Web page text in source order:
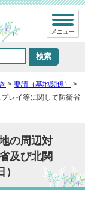
メニュー
> 要請（基地関係）
>
レイ等に関して防衛省
の周辺対
及び北関